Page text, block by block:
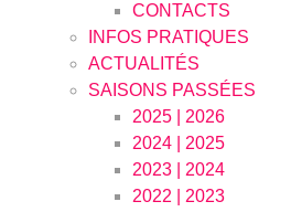
CONTACTS
INFOS PRATIQUES
ACTUALITÉS
SAISONS PASSÉES
2025 | 2026
2024 | 2025
2023 | 2024
2022 | 2023